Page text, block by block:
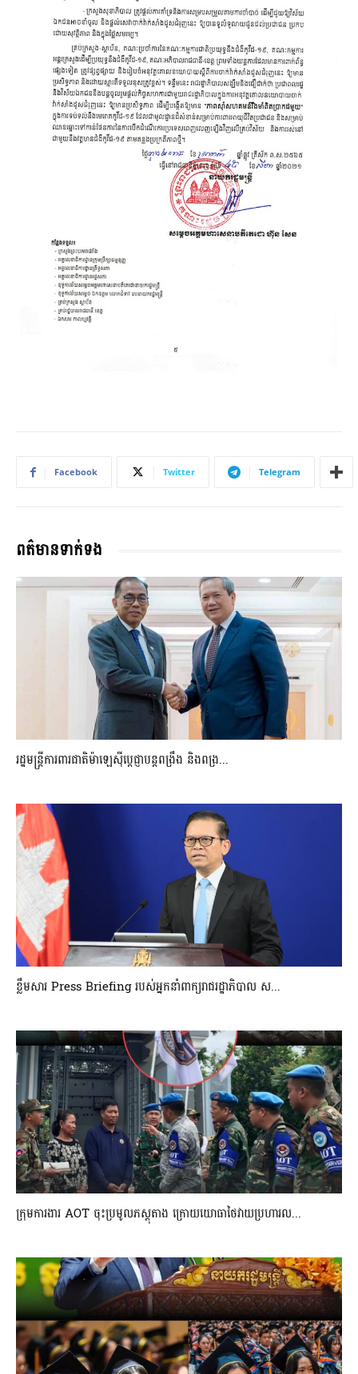
Facebook Twitter Telegram
ពត៌មានទាក់ទង
រដ្ឋមន្ត្រីការពារជាតិម៉ាឡេស៊ីប្ដេជ្ញាបន្តពង្រឹង និងពង្រ...
ខ្លឹមសារ Press Briefing របស់អ្នកនាំពាក្យរាជរដ្ឋាភិបាល ស...
ក្រុមការងារ AOT ចុះប្រមូលភស្តុតាង ក្រោយយោធាថៃវាយប្រហារល...